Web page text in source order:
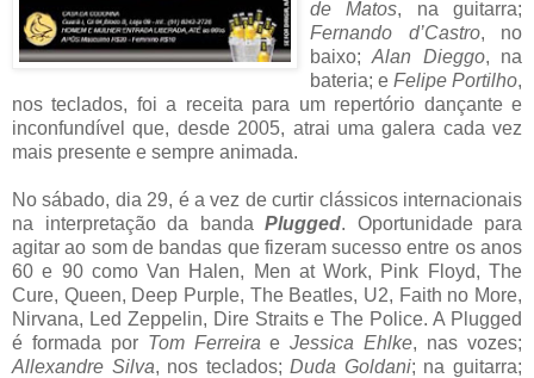
de Matos, na guitarra;
Fernando d’Castro, no
baixo;Alan Dieggo, na
bateria; e Felipe Portilho,
nos teclados, foi a receita para um repertório dançante e
inconfundível que, desde 2005, atrai uma galera cada vez
mais presente e sempre animada.
No sábado, dia 29, é a vez de curtir clássicos internacionais
na interpretação da banda Plugged. Oportunidade para
agitar ao som de bandas que fizeram sucesso entre os anos
60 e 90 comoVan Halen, Men at Work, Pink Floyd, The
Cure, Queen, Deep Purple, The Beatles, U2, Faith no More,
Nirvana, Led Zeppelin, Dire Straits e The Police. A Plugged
é formada por Tom Ferreira eJessica Ehlke, nas vozes;
Allexandre Silva, nos teclados;Duda Goldani; na guitarra;